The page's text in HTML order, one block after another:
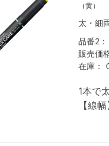
（黄）
太・細
品番2：
販売価
在庫：
1本で
【線